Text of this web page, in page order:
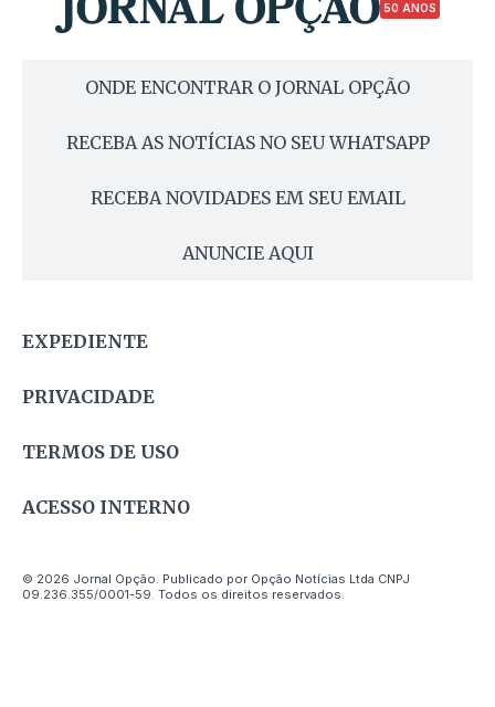
50 ANOS
ONDE ENCONTRAR O JORNAL OPÇÃO
RECEBA AS NOTÍCIAS NO SEU WHATSAPP
RECEBA NOVIDADES EM SEU EMAIL
ANUNCIE AQUI
EXPEDIENTE
PRIVACIDADE
TERMOS DE USO
ACESSO INTERNO
© 2026 Jornal Opção. Publicado por Opção Notícias Ltda CNPJ
09.236.355/0001-59. Todos os direitos reservados.